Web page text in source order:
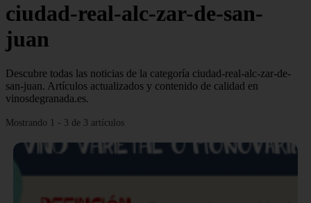
ciudad-real-alc-zar-de-san-
juan
Descubre todas las noticias de la categoría ciudad-real-alc-zar-de-
san-juan. Artículos actualizados y contenido de calidad en
vinosdegranada.es.
Mostrando 1 - 3 de 3 artículos